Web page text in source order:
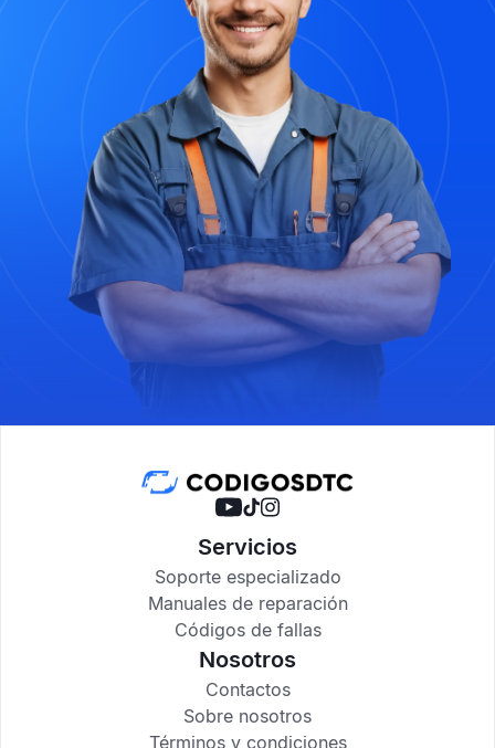
Servicios
Soporte especializado
Manuales de reparación
Códigos de fallas
Nosotros
Contactos
Sobre nosotros
Términos y condiciones